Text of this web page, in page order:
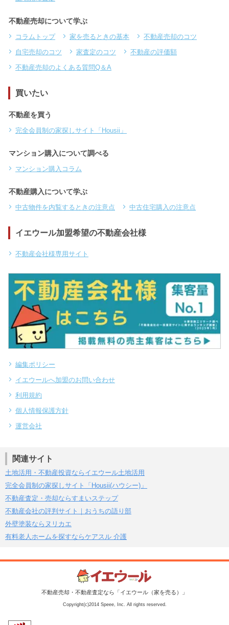
不動産売却について学ぶ
コラムトップ 家を売るときの基本
不動産売却のコツ
自宅売却のコツ
家査定のコツ
不動産の評価額
不動産売却のよくある質問Q＆A
買いたい
不動産を買う
完全会員制の家探しサイト「Housii」
マンション購入について調べる
マンション購入コラム
不動産購入について学ぶ
中古物件を内覧するときの注意点 中古住宅購入の注意点
イエウール加盟希望の不動産会社様
不動産会社様専用サイト
編集ポリシー
イエウールへ加盟のお問い合わせ
利用規約
個人情報保護方針
運営会社
関連サイト
土地活用・不動産投資ならイエウール土地活用
完全会員制の家探しサイト「Housii(ハウシー)」
不動産査定・売却ならすまいステップ
不動産会社の評判サイト｜おうちの語り部
外壁塗装ならヌリカエ
有料老人ホームを探すならケアスル 介護
不動産売却・不動産査定なら「イエウール（家を売る）」
Copyright(c)2014 Speee, Inc. All rights reserved.